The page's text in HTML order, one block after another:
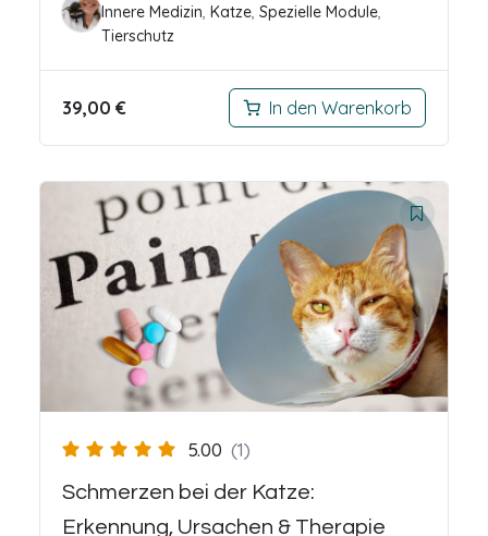
Innere Medizin, Katze, Spezielle Module,
Tierschutz
39,00 € In den Warenkorb
5.00 (1)
Schmerzen bei der Katze:
Erkennung, Ursachen & Therapie